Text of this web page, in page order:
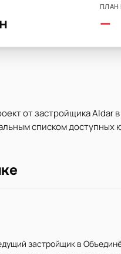
ПЛАН
—
от застройщика
списком
застройщик в